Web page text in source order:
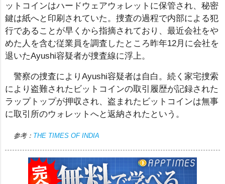
ットコインはハードウェアウォレットに保管され、秘密
鍵は紙へと印刷されていた。捜査の過程で内部による犯
行であることが早くから指摘されており、最近会社をや
めた人を含む従業員を調査したところ昨年12月に会社を
退いたAyushi容疑者が捜査線に浮上。
警察の捜査によりAyushi容疑者は自白。続く家宅捜索
により盗難されたビットコインの取引履歴が記録された
ラップトップが押収され、盗まれたビットコインは無事
に取引所のウォレットへと返納されたという。
参考： THE TIMES OF INDIA